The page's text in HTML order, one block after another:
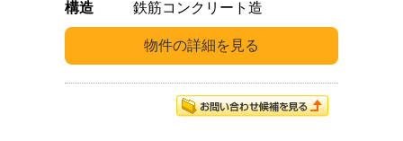
構造
鉄筋コンクリート造